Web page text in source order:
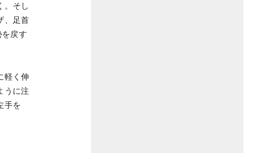
。そし
、足首
戻す
軽く伸
うに注
手を